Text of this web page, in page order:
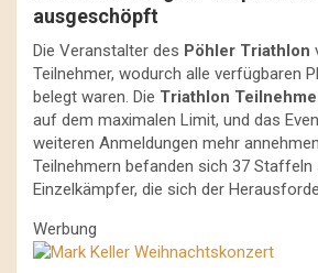
ausgeschöpft
Die Veranstalter des Pöhler Triathlon
Teilnehmer, wodurch alle verfügbaren
belegt waren. Die Triathlon
auf dem maximalen Limit, und das
weiteren Anmeldungen mehr
Teilnehmern befanden sich 37
Einzelkämpfer, die sich der
Werbung